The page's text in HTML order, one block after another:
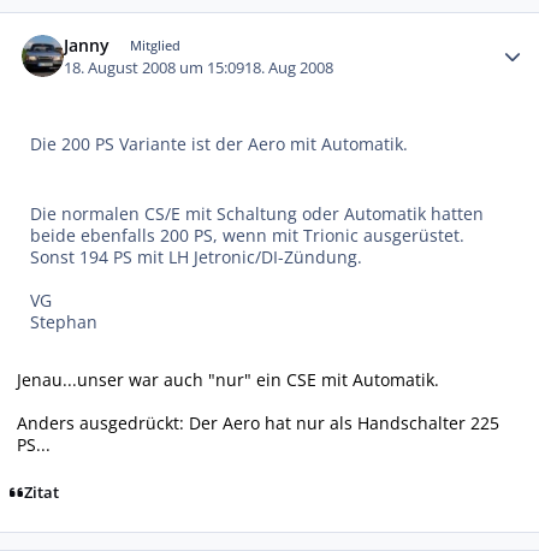
Janny Mitglied
18. August 2008 um 15:0918. Aug 2008
Die 200 PS Variante ist der Aero mit Automatik.
Die normalen CS/E mit Schaltung oder Automatik hatten
beide ebenfalls 200 PS, wenn mit Trionic ausgerüstet.
Sonst 194 PS mit LH Jetronic/DI-Zündung.
VG
Stephan
Jenau...unser war auch "nur" ein CSE mit Automatik.
Anders ausgedrückt: Der Aero hat nur als Handschalter 225
PS...
Zitat